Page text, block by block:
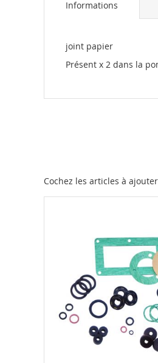
images
gallery
Informations
joint papier
Présent x 2 dans la
Cochez les articles à